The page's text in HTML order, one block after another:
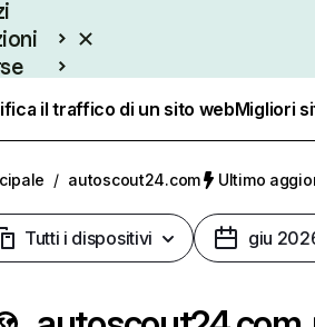
il traffico di un sito webMigliori
/ autoscout24.com Ultimo
Tutti i dispositivi giu